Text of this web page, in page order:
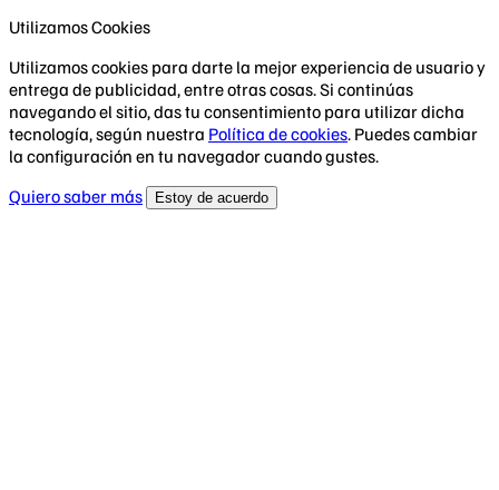
Utilizamos Cookies
Utilizamos cookies para darte la mejor experiencia de usuario y
entrega de publicidad, entre otras cosas. Si continúas
navegando el sitio, das tu consentimiento para utilizar dicha
tecnología, según nuestra Política de cookies. Puedes cambiar
la configuración en tu navegador cuando gustes.
Quiero saber más
Estoy de acuerdo